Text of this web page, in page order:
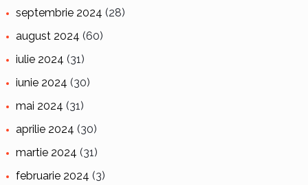
septembrie 2024 (28)
august 2024 (60)
iulie 2024 (31)
iunie 2024 (30)
mai 2024 (31)
aprilie 2024 (30)
martie 2024 (31)
februarie 2024 (3)